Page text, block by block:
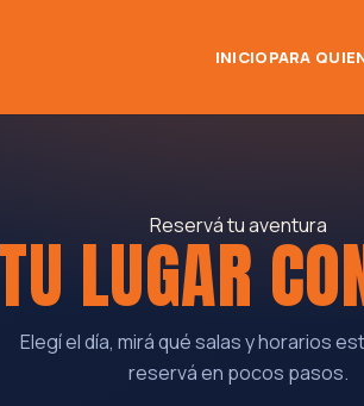
INICIOPARA
Reservá tu aventura
LUGAR
Elegí el día, mirá qué salas y horarios
reservá en pocos pasos.